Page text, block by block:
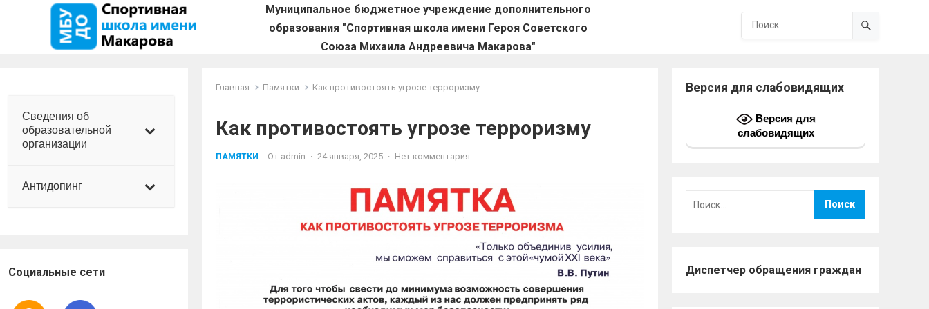
Муниципальное бюджетное учреждение дополнительного
образования "Спортивная школа имени Героя Советского
Союза Михаила Андреевича Макарова"
Сведения об
образовательной
организации
Антидопинг
Социальные сети
Главная Памятки Как противостоять угрозе терроризму
Как противостоять угрозе терроризму
ПАМЯТКИ От admin · 24 января, 2025 · Нет комментария
Версия для слабовидящих
Версия для
слабовидящих
Диспетчер обращения граждан